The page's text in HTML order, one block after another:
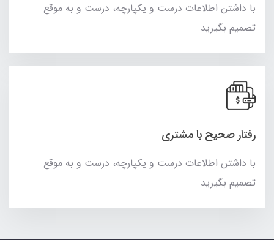
با داشتن اطلاعات درست و یکپارچه، درست و به موقع
تصمیم بگیرید
رفتار صحیح با مشتری
با داشتن اطلاعات درست و یکپارچه، درست و به موقع
تصمیم بگیرید